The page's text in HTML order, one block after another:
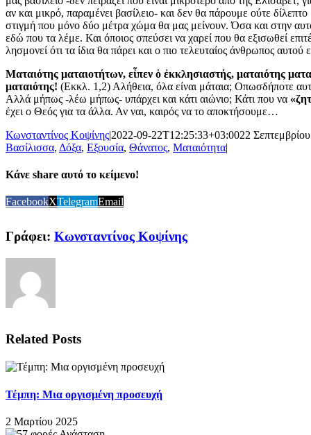
αν και μικρό, παραμένει βασίλειο- και δεν θα πάρουμε ούτε
στιγμή που μόνο δύο μέτρα χώμα θα μας μείνουν. Όσα και στην
εδώ που τα λέμε. Και όποιος σπεύσει να χαρεί που θα εξισωθεί
λησμονεί ότι τα ίδια θα πάρει και ο πιο τελευταίος άνθρωπος
Ματαιότης ματαιοτήτων, εἶπεν ὁ ἐκκλησιαστής, ματαιότης
ματαιότης! (Εκκλ. 1,2) Αλήθεια, όλα είναι μάταια; Οπωσδήποτε
Αλλά μήπως -λέω μήπως- υπάρχει και κάτι αιώνιο; Κάτι που να
έχει ο Θεός για τα άλλα. Αν ναι, καιρός να το αποκτήσουμε…
Κωνσταντίνος Κοψίνης|2022-09-22T12:25:33+03:0022
Βασίλισσα, Δόξα, Εξουσία, Θάνατος, Ματαιότητα|
Κάνε share αυτό το κείμενο!
FacebookXTelegramEmail
Γράφει: Κωνσταντίνος Κοψίνης
Related Posts
Τέμπη: Μια οργισμένη προσευχή
2 Μαρτίου 2025